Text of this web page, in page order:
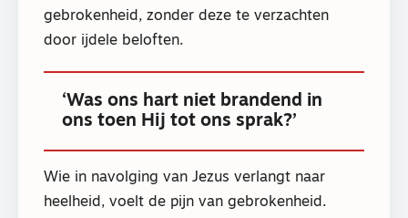
gebrokenheid, zonder deze te verzachten
door ijdele beloften.
‘Was ons hart niet brandend in
ons toen Hij tot ons sprak?’
Wie in navolging van Jezus verlangt naar
heelheid, voelt de pijn van gebrokenheid.